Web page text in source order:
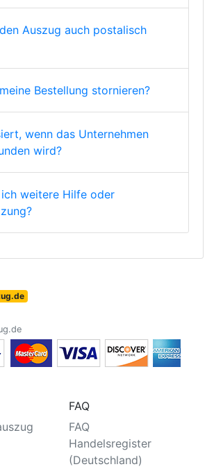
Auszug auch postalisch
Bestellung stornieren?
wenn das Unternehmen
wird?
weitere Hilfe oder
FAQ
FAQ
Handelsregister
(Deutschland)